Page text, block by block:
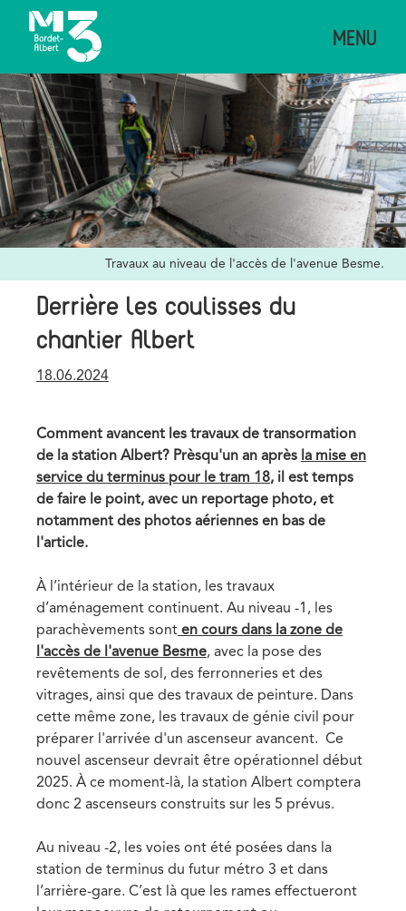
Aller
contenu
principal
MENU
Image
Travaux au niveau de l'accès de l'avenue Besme.
Derrière les coulisses du
chantier Albert
Publication
18.06.2024
Comment avancent les travaux de transormation
de la station Albert? Prèsqu'un an après la mise en
service du terminus pour le tram 18, il est temps
de faire le point, avec un reportage photo, et
notamment des photos aériennes en bas de
l'article.
À l’intérieur de la station, les travaux
d’aménagement continuent. Au niveau -1, les
parachèvements sont en cours dans la zone de
l'accès de l'avenue Besme, avec la pose des
revêtements de sol, des ferronneries et des
vitrages, ainsi que des travaux de peinture. Dans
cette même zone, les travaux de génie civil pour
préparer l'arrivée d'un ascenseur avancent. Ce
nouvel ascenseur devrait être opérationnel début
2025. À ce moment-là, la station Albert comptera
donc 2 ascenseurs construits sur les 5 prévus.
Au niveau -2, les voies ont été posées dans la
station de terminus du futur métro 3 et dans
l’arrière-gare. C’est là que les rames effectueront